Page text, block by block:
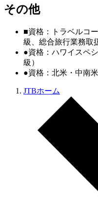
その他
■資格：トラベルコ
級、総合旅行業務取
●資格：ハワイスペ
級）
●資格：北米・中南
JTBホーム